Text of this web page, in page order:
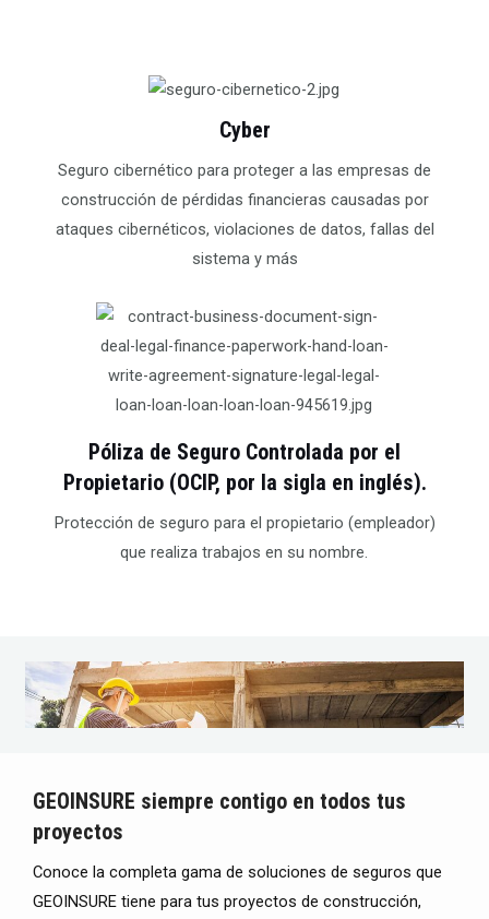
Cyber
Seguro cibernético para proteger a las empresas de
construcción de pérdidas financieras causadas por
ataques cibernéticos, violaciones de datos, fallas del
sistema y más
Póliza de Seguro Controlada por el
Propietario (OCIP, por la sigla en inglés).
Protección de seguro para el propietario (empleador)
que realiza trabajos en su nombre.
GEOINSURE siempre contigo en todos tus
proyectos
Conoce la completa gama de soluciones de seguros que
GEOINSURE tiene para tus proyectos de construcción,